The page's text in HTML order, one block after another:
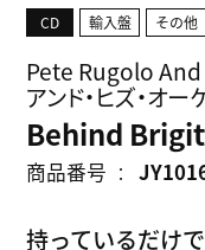
CD 輸入盤 その他
Pete Rugolo And
アンド・ヒズ・オー
Behind
商品番号
持っているだけ